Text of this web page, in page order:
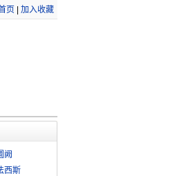
页 加入收藏
阙
西斯